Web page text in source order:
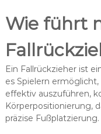
Wie führt
Ein Fallrückzieher ist
es Spielern
effektiv auszuführen,
Körperpositionierung,
präzise Fußplatzierung.